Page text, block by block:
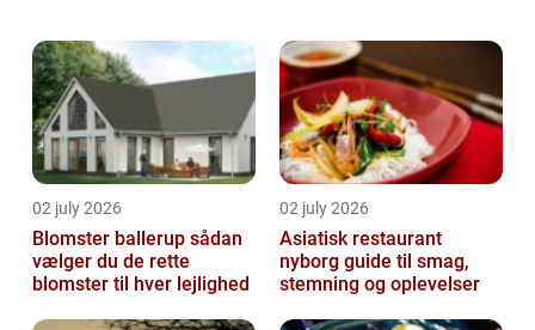
når man tager i betragtning,...
02 july 2026
Blomster ballerup sådan
vælger du de rette
blomster til hver lejlighed
02 july 2026
Asiatisk restaurant
nyborg guide til smag,
stemning og oplevelser